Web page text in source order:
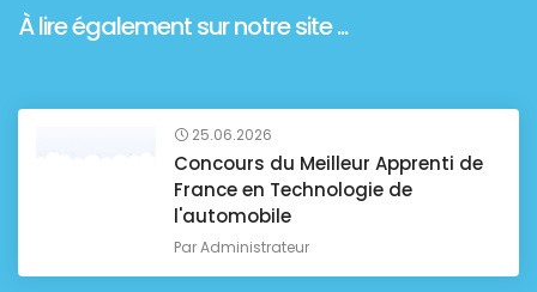
À lire également sur notre site ...
25.06.2026
Concours du Meilleur Apprenti de
France en Technologie de
l'automobile
ParAdministrateur